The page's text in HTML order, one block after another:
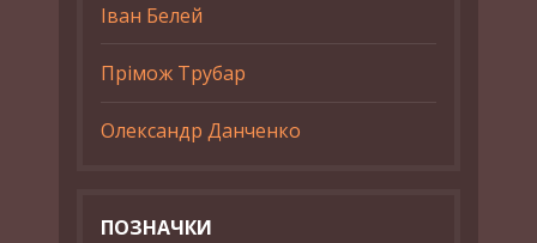
Іван Белей
Прімож Трубар
Олександр Данченко
ПОЗНАЧКИ